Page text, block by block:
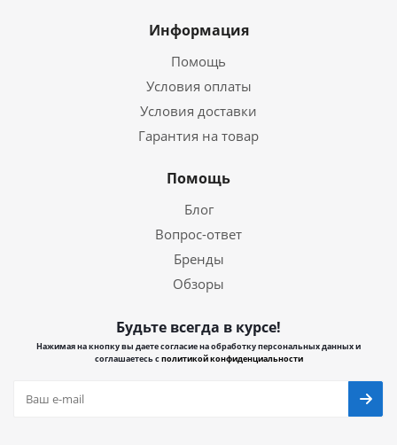
Информация
Помощь
Условия оплаты
Условия доставки
Гарантия на товар
Помощь
Блог
Вопрос-ответ
Бренды
Обзоры
Будьте всегда в курсе!
Нажимая на кнопку вы даете согласие на обработку персональных данных и
соглашаетесь сполитикой конфиденциальности